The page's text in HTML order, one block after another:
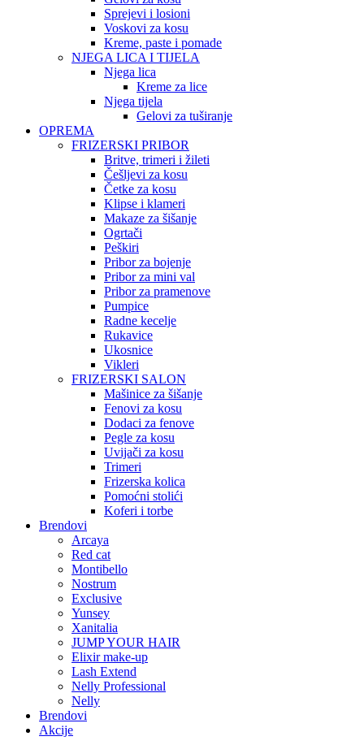
Sprejevi i losioni
Voskovi za kosu
Kreme, paste i pomade
NJEGA LICA I TIJELA
Njega lica
Kreme za lice
Njega tijela
Gelovi za tuširanje
OPREMA
FRIZERSKI PRIBOR
Britve, trimeri i žileti
Češljevi za kosu
Četke za kosu
Klipse i klameri
Makaze za šišanje
Ogrtači
Peškiri
Pribor za bojenje
Pribor za mini val
Pribor za pramenove
Pumpice
Radne kecelje
Rukavice
Ukosnice
Vikleri
FRIZERSKI SALON
Mašinice za šišanje
Fenovi za kosu
Dodaci za fenove
Pegle za kosu
Uvijači za kosu
Trimeri
Frizerska kolica
Pomoćni stolići
Koferi i torbe
Brendovi
Arcaya
Red cat
Montibello
Nostrum
Exclusive
Yunsey
Xanitalia
JUMP YOUR HAIR
Elixir make-up
Lash Extend
Nelly Professional
Nelly
Brendovi
Akcije